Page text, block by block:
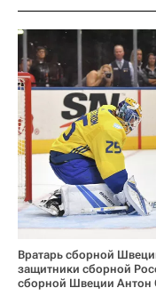
Вратарь сборной
защитники сборной
сборной Швеции Антон